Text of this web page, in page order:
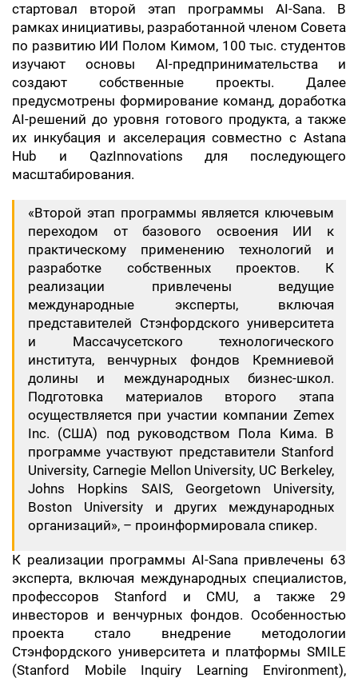
стартовал второй этап программы AI-Sana. В
рамках инициативы, разработанной членом Совета
по развитию ИИ Полом Кимом, 100 тыс. студентов
изучают основы AI-предпринимательства и
создают собственные проекты. Далее
предусмотрены формирование команд, доработка
AI-решений до уровня готового продукта, а также
их инкубация и акселерация совместно с Astana
Hub и QazInnovations для последующего
масштабирования.
«Второй этап программы является ключевым
переходом от базового освоения ИИ к
практическому применению технологий и
разработке собственных проектов. К
реализации привлечены ведущие
международные эксперты, включая
представителей Стэнфордского университета
и Массачусетского технологического
института, венчурных фондов Кремниевой
долины и международных бизнес-школ.
Подготовка материалов второго этапа
осуществляется при участии компании Zemex
Inc. (США) под руководством Пола Кима. В
программе участвуют представители Stanford
University, Carnegie Mellon University, UC Berkeley,
Johns Hopkins SAIS, Georgetown University,
Boston University и других международных
организаций», – проинформировала спикер.
К реализации программы AI-Sana привлечены 63
эксперта, включая международных специалистов,
профессоров Stanford и CMU, а также 29
инвесторов и венчурных фондов. Особенностью
проекта стало внедрение методологии
Стэнфордского университета и платформы SMILE
(Stanford Mobile Inquiry Learning Environment),